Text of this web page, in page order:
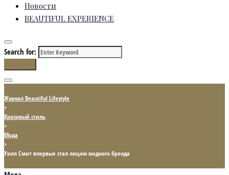
Новости
BEAUTIFUL EXPERIENCE
Search for:
Журнал Beautiful Lifestyle
>
Красивый стиль
>
Мода
>
Уилл Смит впервые стал лицом модного бренда